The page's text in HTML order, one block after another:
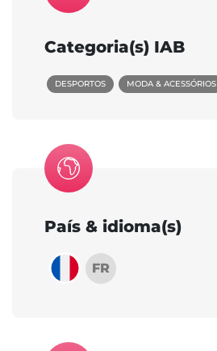
Categoria(s) IAB
DESPORTOS MODA & ACESSÓRIOS
País & idioma(s)
FR